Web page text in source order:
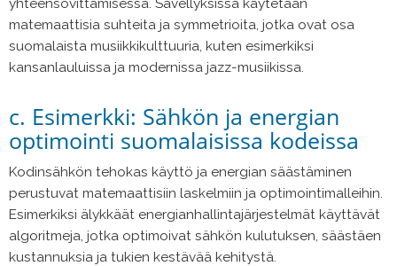
yhteensovittamisessa. Sävellyksissä käytetään
matemaattisia suhteita ja symmetrioita, jotka ovat osa
suomalaista musiikkikulttuuria, kuten esimerkiksi
kansanlauluissa ja modernissa jazz-musiikissa.
c. Esimerkki: Sähkön ja energian
optimointi suomalaisissa kodeissa
Kodinsähkön tehokas käyttö ja energian säästäminen
perustuvat matemaattisiin laskelmiin ja optimointimalleihin.
Esimerkiksi älykkäät energianhallintajärjestelmät käyttävät
algoritmeja, jotka optimoivat sähkön kulutuksen, säästäen
kustannuksia ja tukien kestävää kehitystä.